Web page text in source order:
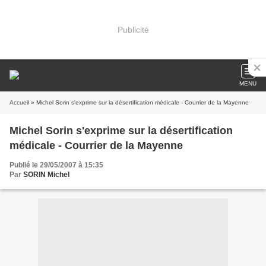
Publicité
MENU
Accueil » Michel Sorin s'exprime sur la désertification médicale - Courrier de la Mayenne
Michel Sorin s'exprime sur la désertification
médicale - Courrier de la Mayenne
Publié le 29/05/2007 à 15:35
Par SORIN Michel